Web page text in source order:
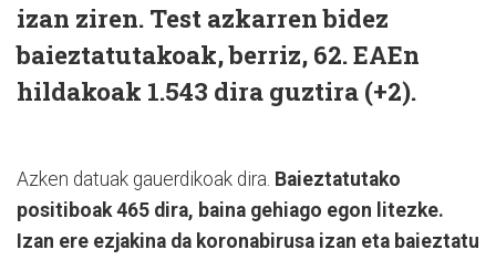
izan ziren. Test azkarren bidez
baieztatutakoak, berriz, 62. EAEn
hildakoak 1.543 dira guztira (+2).
Azken datuak gauerdikoak dira. Baieztatutako
positiboak 465 dira, baina gehiago egon litezke.
Izan ere ezjakina da koronabirusa izan eta baieztatu